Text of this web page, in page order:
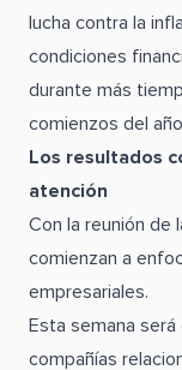
lucha contra la
condiciones
durante más
comienzos del
Los resultados
atención
Con la reunión de
comienzan a
empresariales.
Esta semana
compañías